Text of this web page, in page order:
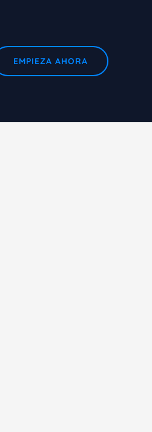
EMPIEZA AHORA